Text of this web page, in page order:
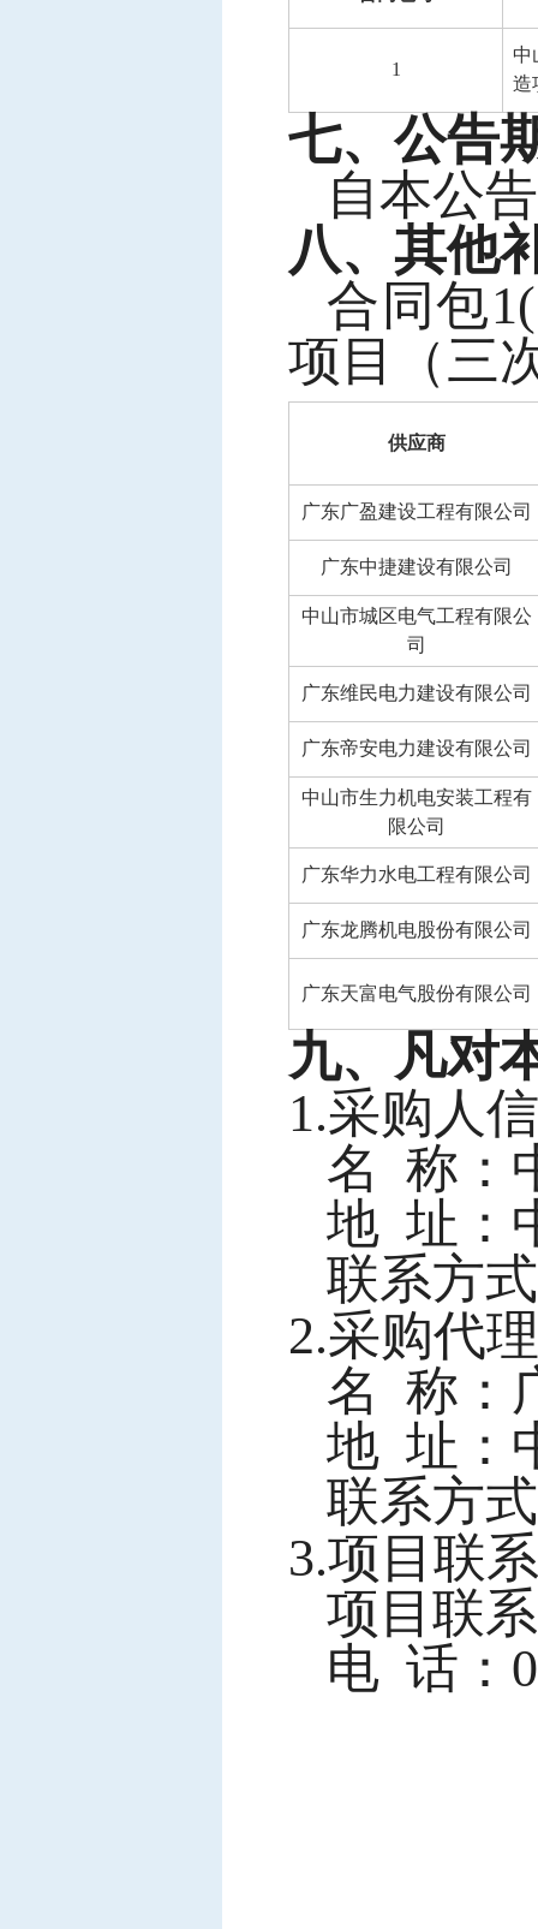
1
中
造
七、公告
自本公
八、其他
合同包
项目（三
供应商
广东广盈建设工程有限公司
广东中捷建设有限公司
中山市城区电气工程有限公
司
广东维民电力建设有限公司
广东帝安电力建设有限公司
中山市生力机电安装工程有
限公司
广东华力水电工程有限公司
广东龙腾机电股份有限公司
广东天富电气股份有限公司
九、凡对
1.采购人
名 称：
地 址：
联系方
2.采购代
名 称：
地 址：
联系方
3.项目联
项目联
电 话：